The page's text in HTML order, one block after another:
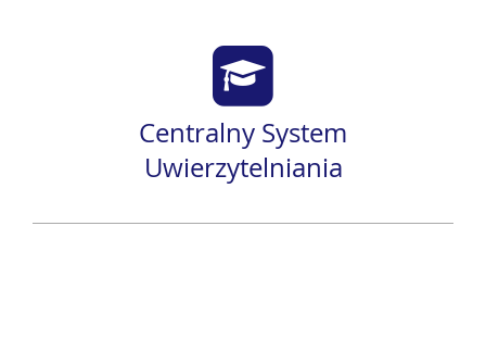
Centralny System
Uwierzytelniania